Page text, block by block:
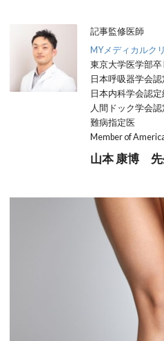
記事監修医師
MYメディカルク
東京大学医学部卒
日本呼吸器学会
日本内科学会認
人間ドック学会認
難病指定医
Member of
山本 康博 先